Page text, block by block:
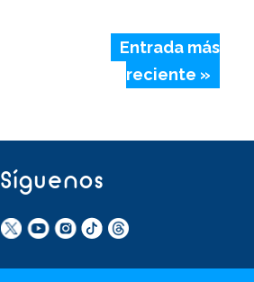
Entrada más
reciente »
Síguenos